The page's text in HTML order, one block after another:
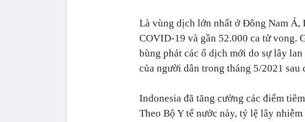
Là vùng dịch lớn nhất ở Đông Nam Á,
COVID-19 và gần 52.000 ca tử vong.
bùng phát các ổ dịch mới do sự lây
của người dân trong tháng 5/2021 sau
Indonesia đã tăng cường các điểm
Theo Bộ Y tế nước này, tỷ lệ lây